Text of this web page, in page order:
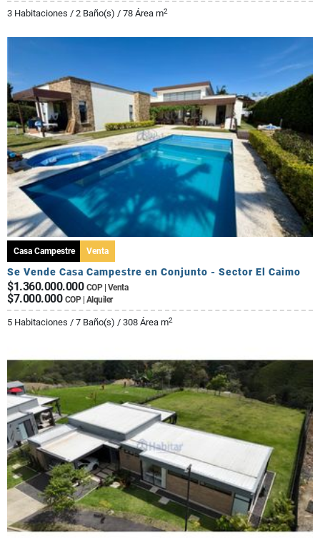
3 Habitaciones / 2 Baño(s) / 78 Área m2
Casa Campestre Venta
Se Vende Casa Campestre en Conjunto - Sector El Caimo
$1.360.000.000 COP | Venta
$7.000.000 COP | Alquiler
5 Habitaciones / 7 Baño(s) / 308 Área m2